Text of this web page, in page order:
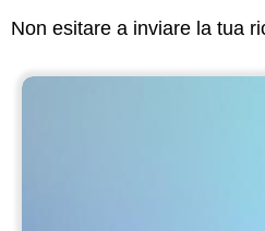
Non esitare a inviare la tua